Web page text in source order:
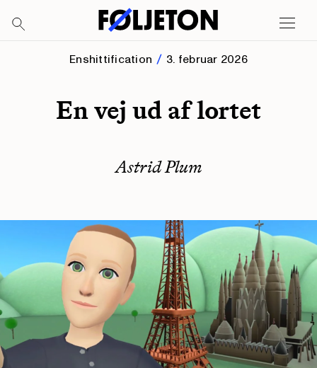
Enshittification 3. februar 2026
En vej ud af lortet
Astrid Plum